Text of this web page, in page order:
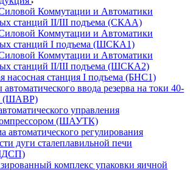
Коммутации и Автоматики
станций II/III подъема (СКАА)
Коммутации и Автоматики
станций I подъема (ШСКА1)
Коммутации и Автоматики
станций II/III подъема (ШСКА2)
насосная станция I подъема (БНС1)
ввода резерва на токи 40-
(ШАВР)
управления
(ШАУТК)
автоматического регулирования
дуги сталеплавильной печи
комплекс упаковки яичной